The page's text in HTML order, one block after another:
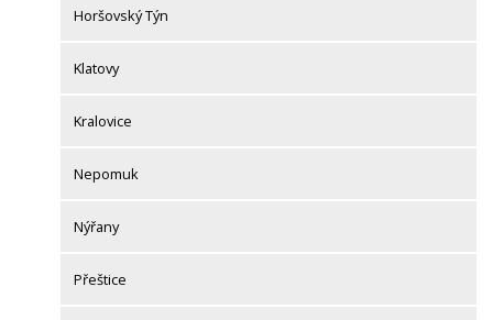
Horšovský Týn
Klatovy
Kralovice
Nepomuk
Nýřany
Přeštice